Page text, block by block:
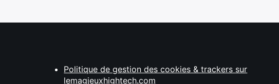
Politique de gestion des cookies & trackers sur
lemagjeuxhightech.com